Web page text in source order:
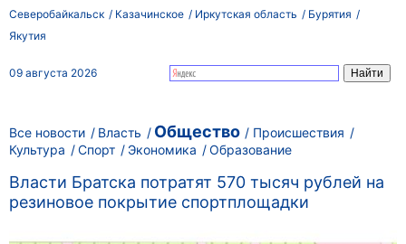
Северобайкальск
Казачинское Иркутская область
Бурятия
Якутия
09 августа 2026
Все новости Власть Общество
Происшествия
Культура
Спорт Экономика Образование
Власти Братска потратят 570 тысяч рублей на
резиновое покрытие спортплощадки